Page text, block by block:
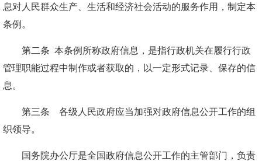
息对人民群众生产、生活和经济社会活动的服务作用，制定本
条例。
第二条 本条例所称政府信息，是指行政机关在履行行政
管理职能过程中制作或者获取的，以一定形式记录、保存的信
息。
第三条 各级人民政府应当加强对政府信息公开工作的组
织领导。
国务院办公厅是全国政府信息公开工作的主管部门，负责